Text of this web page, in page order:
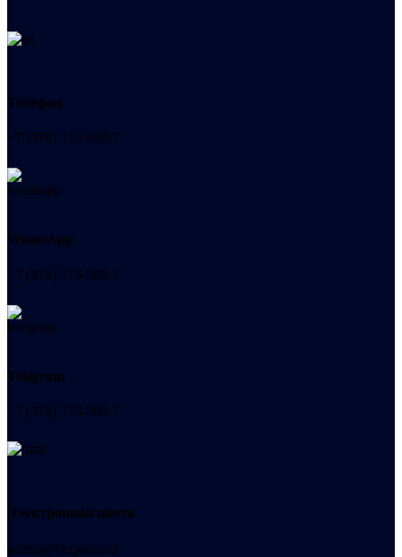
Телефон
+7 (978) 515-999-7
WhatsApp
+7 (978) 515-999-7
Telegram
+7 (978) 515-999-7
Электронная почта
admin@helpsant.ru